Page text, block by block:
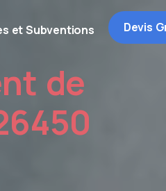
et Subventions Devis
de